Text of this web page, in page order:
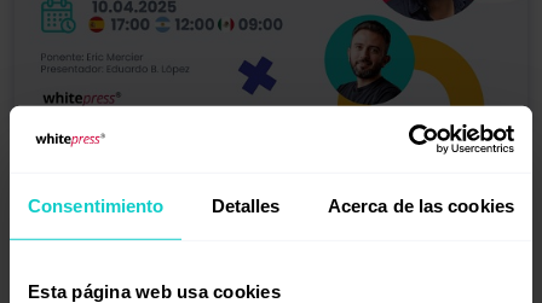
Consentimiento Detalles Acerca de las cookies
Esta página web usa cookies
Off-site SEO